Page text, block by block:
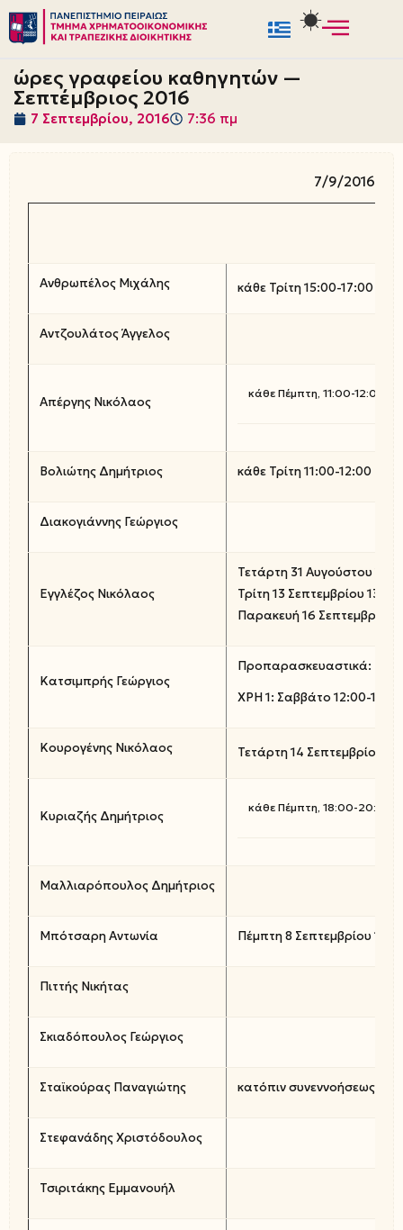
Μεταπηδήστε
στο
περιεχόμενο
ώρες γραφείου καθηγητών —
Σεπτέμβριος 2016
7 Σεπτεμβρίου, 2016 7:36 πμ
7/9/2016
Ανθρωπέλος Μιχάλης κάθε Τρίτη 15:00-17:00
Αντζουλάτος Άγγελος
Απέργης Νικόλαος
κάθε Πέμπτη, 11:00-12:00
Βολιώτης Δημήτριος κάθε Τρίτη 11:00-12:00
Διακογιάννης Γεώργιος
Εγγλέζος Νικόλαος
Τετάρτη 31 Αυγούστου
Τρίτη 13 Σεπτεμβρίου
Παρακευή 16 Σεπτεμβρίου
Κατσιμπρής Γεώργιος
Προπαρασκευαστικά:
ΧΡΗ 1: Σαββάτο 12:00-13:00
Κουρογένης Νικόλαος Τετάρτη 14 Σεπτεμβρίου
Κυριαζής Δημήτριος
κάθε Πέμπτη, 18:00-20:00
Μαλλιαρόπουλος Δημήτριος
Μπότσαρη Αντωνία Πέμπτη 8 Σεπτεμβρίου
Πιττής Νικήτας
Σκιαδόπουλος Γεώργιος
Σταϊκούρας Παναγιώτης κατόπιν συνεννοήσεως
Στεφανάδης Χριστόδουλος
Τσιριτάκης Εμμανουήλ